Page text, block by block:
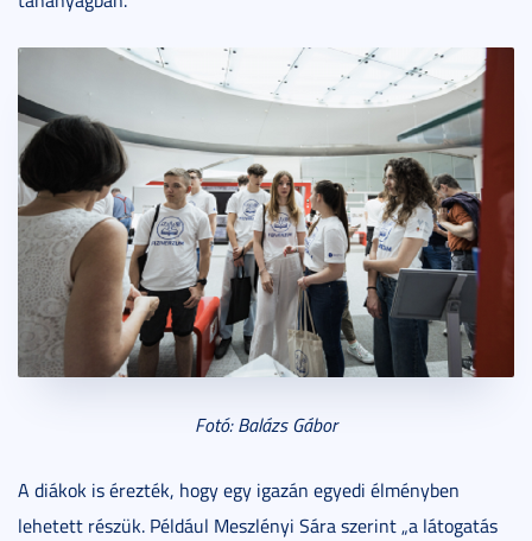
Fotó: Balázs Gábor
A diákok is érezték, hogy egy igazán egyedi élményben
lehetett részük. Például Meszlényi Sára szerint „a látogatás